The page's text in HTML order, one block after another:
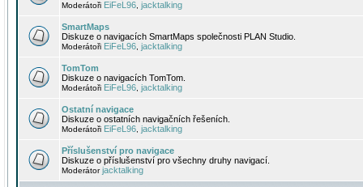
Moderátoři EiFeL96 jacktalking
SmartMaps
Diskuze o navigacích SmartMaps společnosti PLAN Studio.
Moderátoři EiFeL96 jacktalking
TomTom
Diskuze o navigacích TomTom.
Moderátoři EiFeL96 jacktalking
Ostatní navigace
Diskuze o ostatních navigačních řešeních.
Moderátoři EiFeL96 jacktalking
Příslušenství pro navigace
Diskuze o příslušenství pro všechny druhy navigací.
Moderátorjacktalking